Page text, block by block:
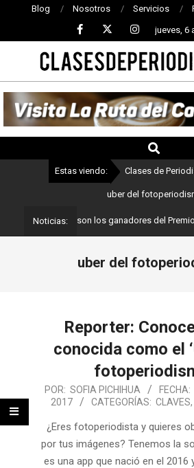
Blog Nosotros Servicios
jueves, 6
CLASES
DE
PERIODISMO
Estas viendo: Clases de
uber del
Noticias:
Estos son los ganadores del Premio
uber del
Reporter:
conocida como el
POR: SOFIA PICHIHUA FECHA:
2017
CATEGORÍAS: CLAVES,
¿Eres fotoperiodista y quieres
por tus imágenes? Tenemos la
es una app que nació en el 2016